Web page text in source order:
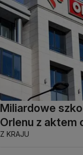
Miliardowe
Orlenu z aktem
Z KRAJU